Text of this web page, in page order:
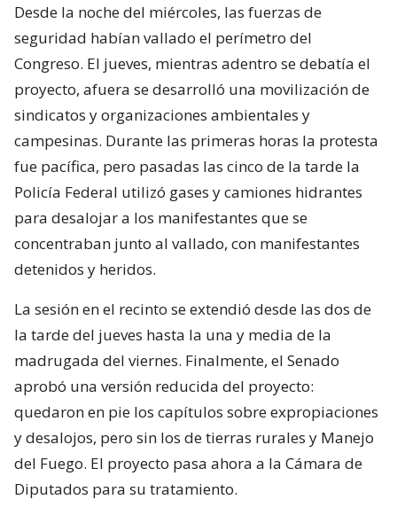
Desde la noche del miércoles, las fuerzas de
seguridad habían vallado el perímetro del
Congreso. El jueves, mientras adentro se debatía el
proyecto, afuera se desarrolló una movilización de
sindicatos y organizaciones ambientales y
campesinas. Durante las primeras horas la protesta
fue pacífica, pero pasadas las cinco de la tarde la
Policía Federal utilizó gases y camiones hidrantes
para desalojar a los manifestantes que se
concentraban junto al vallado, con manifestantes
detenidos y heridos.
La sesión en el recinto se extendió desde las dos de
la tarde del jueves hasta la una y media de la
madrugada del viernes. Finalmente, el Senado
aprobó una versión reducida del proyecto:
quedaron en pie los capítulos sobre expropiaciones
y desalojos, pero sin los de tierras rurales y Manejo
del Fuego. El proyecto pasa ahora a la Cámara de
Diputados para su tratamiento.